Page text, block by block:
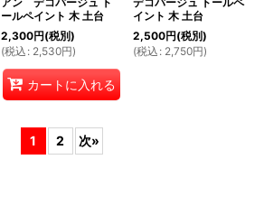
ールペイント 木 土台
2,300円(税別)
(税込 : 2,530円)
カートに入れる
イント 木 土台
2,500円(税別)
(税込 : 2,750円)
1 2 次»